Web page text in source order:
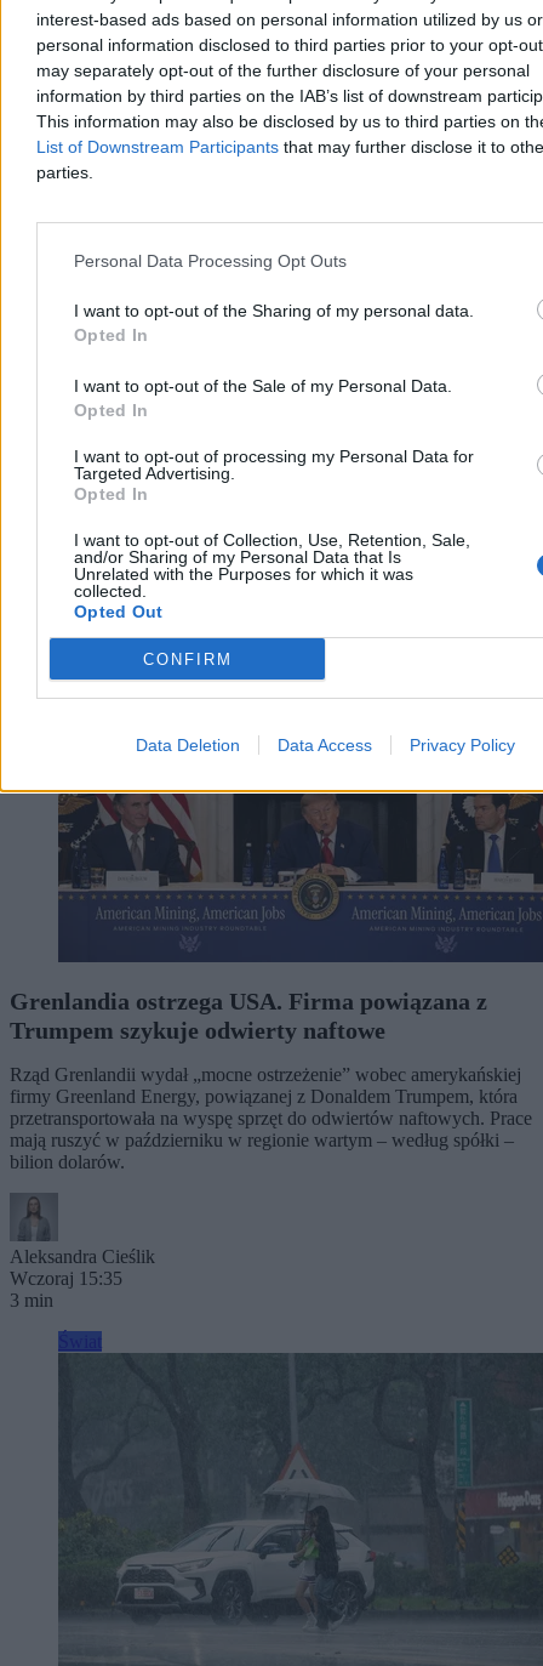
interest-based ads based on personal information utilized by us or
personal information disclosed to third parties prior to your opt-
may separately opt-out of the further disclosure of your personal
information by third parties on the IAB’s list of downstream
This information may also be disclosed by us to third parties on
List of Downstream Participants that may further disclose it to
parties.
Personal Data Processing Opt Outs
I want to opt-out of the Sharing of my personal data.
Opted In
I want to opt-out of the Sale of my Personal Data.
Opted In
I want to opt-out of processing my Personal Data for
Targeted Advertising.
Opted In
I want to opt-out of Collection, Use, Retention, Sale,
and/or Sharing of my Personal Data that Is
Unrelated with the Purposes for which it was
collected.
Opted Out
CONFIRM
Data Deletion Data Access Privacy Policy
W piątek w pobliżu Medulinu na Istrii zmarł 40-letni obywatel
Polski, który źle poczuł się podczas nurkowania na głębokości
ponad 20 metrów. Mężczyznę przewieziono łodzią do zatoki Polje,
gdzie mimo reanimacji nie udało się go uratować. Chorwacka
policja bada okoliczności zdarzenia.
Świat
Grenlandia ostrzega USA. Firma powiązana z
Trumpem szykuje odwierty naftowe
Rząd Grenlandii wydał „mocne ostrzeżenie” wobec amerykańskiej
firmy Greenland Energy, powiązanej z Donaldem Trumpem, która
przetransportowała na wyspę sprzęt do odwiertów naftowych. Prace
mają ruszyć w październiku w regionie wartym – według spółki –
bilion dolarów.
Aleksandra Cieślik
Wczoraj 15:35
3 min